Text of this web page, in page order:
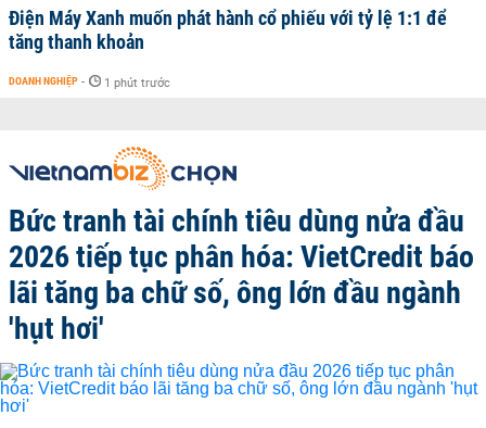
Điện Máy Xanh muốn phát hành cổ phiếu với tỷ lệ 1:1 để
tăng thanh khoản
DOANH NGHIỆP - 1 phút trước
Bức tranh tài chính tiêu dùng nửa đầu
2026 tiếp tục phân hóa: VietCredit báo
lãi tăng ba chữ số, ông lớn đầu ngành
'hụt hơi'